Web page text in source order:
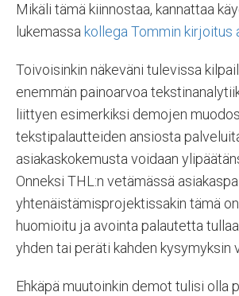
Mikäli tämä kiinnostaa, kannattaa
lukemassa kollega Tommin kirjoitus
Toivoisinkin näkeväni tulevissa
enemmän painoarvoa
liittyen esimerkiksi demojen
tekstipalautteiden ansiosta
asiakaskokemusta voidaan
Onneksi THL:n vetämässä
yhtenäistämisprojektissakin tämä
huomioitu ja avointa palautetta
yhden tai peräti kahden kysymyksin
Ehkäpä muutoinkin demot tulisi olla